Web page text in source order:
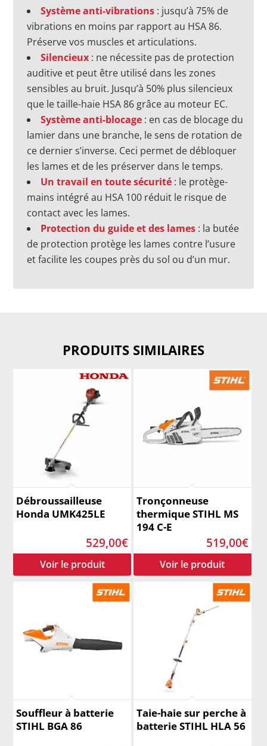
Système anti-vibrations : jusqu’à 75% de
vibrations en moins par rapport au HSA 86.
Préserve vos muscles et articulations.
Silencieux : ne nécessite pas de protection
auditive et peut être utilisé dans les zones
sensibles au bruit. Jusqu’à 50% plus silencieux
que le taille-haie HSA 86 grâce au moteur EC.
Système anti-blocage : en cas de blocage du
lamier dans une branche, le sens de rotation de
ce dernier s’inverse. Ceci permet de débloquer
les lames et de les préserver dans le temps.
Un travail en toute sécurité : le protège-
mains intégré au HSA 100 réduit le risque de
contact avec les lames.
Protection du guide et des lames : la butée
de protection protège les lames contre l’usure
et facilite les coupes près du sol ou d’un mur.
PRODUITS SIMILAIRES
Débroussailleuse
Honda UMK425LE
529,00€
Tronçonneuse
thermique STIHL MS
194 C-E
519,00€
Souffleur à batterie
STIHL BGA 86
Taie-haie sur perche à
batterie STIHL HLA 56